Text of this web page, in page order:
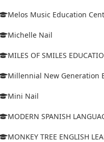
Melos Music Education
Michelle Nail
MILES OF SMILES
Millennial New Generation
Mini Nail
MODERN SPANISH
MONKEY TREE ENGLISH